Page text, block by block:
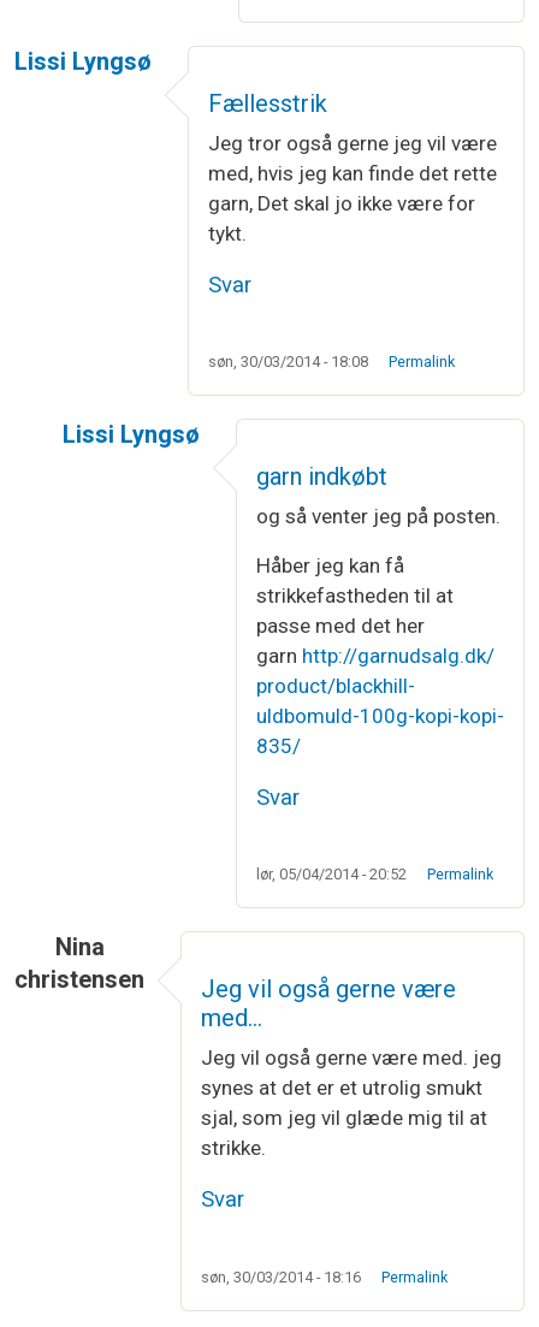
Lissi Lyngsø
Fællesstrik
Jeg tror også gerne jeg vil være
med, hvis jeg kan finde det rette
garn, Det skal jo ikke være for
tykt.
Svar
søn, 30/03/2014 - 18:08 Permalink
Lissi Lyngsø
Fællesstrikaf Lissi Lyngsø
garn indkøbt
og så venter jeg på posten.
Håber jeg kan få
strikkefastheden til at
passe med det her
garn http://garnudsalg.dk/
product/blackhill-
uldbomuld-100g-kopi-kopi-
835/
Svar
lør, 05/04/2014 - 20:52 Permalink
Nina
christensen
Jeg vil også gerne være
med…
Jeg vil også gerne være med. jeg
synes at det er et utrolig smukt
sjal, som jeg vil glæde mig til at
strikke.
Svar
søn, 30/03/2014 - 18:16 Permalink